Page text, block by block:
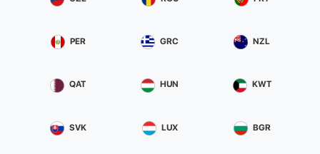
PER GRC NZL
QAT HUN KWT
SVK LUX BGR